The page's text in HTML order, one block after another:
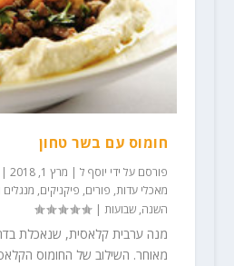
חומוס עם בשר טחון
פורסם על ידי יוסף ל| מרץ 1, 2018 |
מאכלי עדות, פורים, פיקניקים, מנגלים
השנה, שבועות|
מנה ערבית קלאסית, שנאכלת
מאוחר. השילוב של החומוס